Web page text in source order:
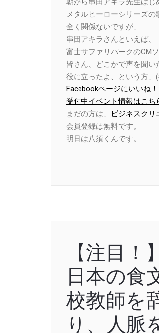
朝から串田アキラ先生はじ
メタルヒーローシリーズの
全く関係ないですが、
串田アキラさんといえば、
富士サファリパークのCM
皆さん、どこかで声を聞い
役に立ったよ、という方、
Facebookページにいいね
受付中イベント情報はこち
まだの方は、
ビジネスクリ
会員登録は無料です。
明日は八須くんです。
【注目！
日本の食
校教師を
り、人脈